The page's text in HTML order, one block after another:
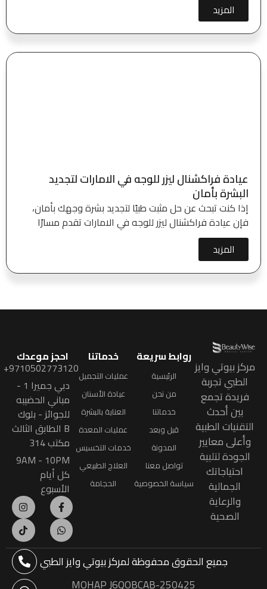
المزيد
عيادة فراكشنال ليزر للوجه في الامارات لتجديد
البشرة بأمان
إذا كنت تبحث عن حل مثبت طبيًا لتجديد بشرة وجهك بأمان،
فإن عيادة فراكشنال ليزر للوجه في الامارات تقدم مسارًا
المزيد
مركز بيوتي وايز
الطبي تجربة
فريدة تجمع
بين أحدث
التقنيات الطبية
وأعلى معايير
الجودة لتلبية
احتياجاتك
الجمالية
والرعاية
الصحية
روابط سريعة
الرئيسية
من نحن
خدماتنا
قبل وبعد
المدونة
تواصل معنا
سياسة الخصوصية
خدماتنا
عمليات التجميل
عيادة الأسنان
العناية بالبشرة
عمليات المعدة
خدمات التخسيس
العلاج الطبيعي
الحجامة
احجز موعدك
9710502773120+
دبي جميرا 1 -
مباني الحضيبه
للجوائز - بلوك
B الطابق الثالث
مكتب 314
9AM - 10PM
كل أيام
الأسبوع
جميع الحقوق محفوظةلمركز بيوتي وايز الطبي
MOHAP J6QOBCAB-250425